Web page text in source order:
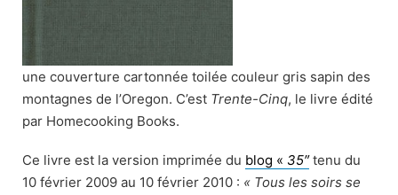
une couverture cartonnée toilée couleur gris sapin des
montagnes de l’Oregon. C’est Trente-Cinq, le livre édité
par Homecooking Books.
Ce livre est la version imprimée du blog « 35″tenu du
10 février 2009 au 10 février 2010 : « Tous les soirs se